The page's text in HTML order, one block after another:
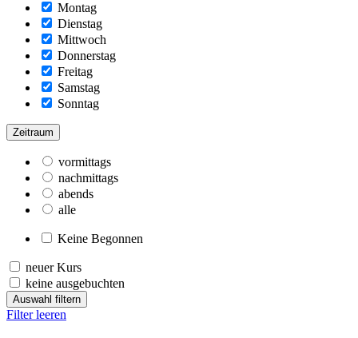
Montag
Dienstag
Mittwoch
Donnerstag
Freitag
Samstag
Sonntag
Zeitraum
vormittags
nachmittags
abends
alle
Keine Begonnen
neuer Kurs
keine ausgebuchten
Auswahl filtern
Filter leeren